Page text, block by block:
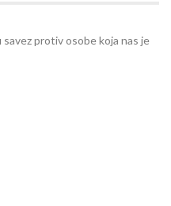
protiv osobe koja nas je